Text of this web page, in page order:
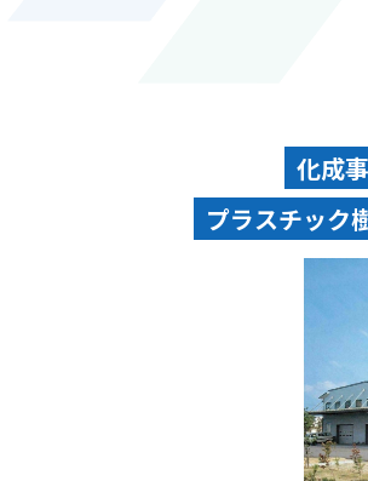
化成
プラスチック